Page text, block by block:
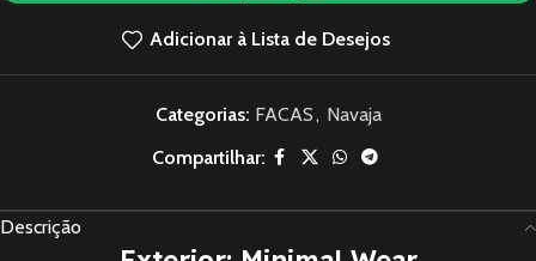
Adicionar à Lista de Desejos
Categorias: FACAS, Navaja
Compartilhar:
Descrição